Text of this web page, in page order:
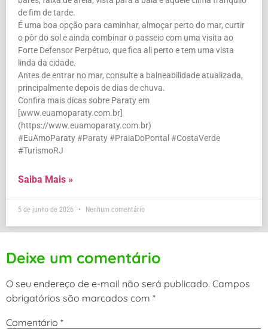
de fim de tarde.
É uma boa opção para caminhar, almoçar perto do mar, curtir
o pôr do sol e ainda combinar o passeio com uma visita ao
Forte Defensor Perpétuo, que fica ali perto e tem uma vista
linda da cidade.
Antes de entrar no mar, consulte a balneabilidade atualizada,
principalmente depois de dias de chuva.
Confira mais dicas sobre Paraty em
[www.euamoparaty.com.br]
(https://www.euamoparaty.com.br)
#EuAmoParaty #Paraty #PraiaDoPontal #CostaVerde
#TurismoRJ
Saiba Mais »
5 de junho de 2026 Nenhum comentário
Deixe um comentário
O seu endereço de e-mail não será publicado. Campos
obrigatórios são marcados com *
Comentário *